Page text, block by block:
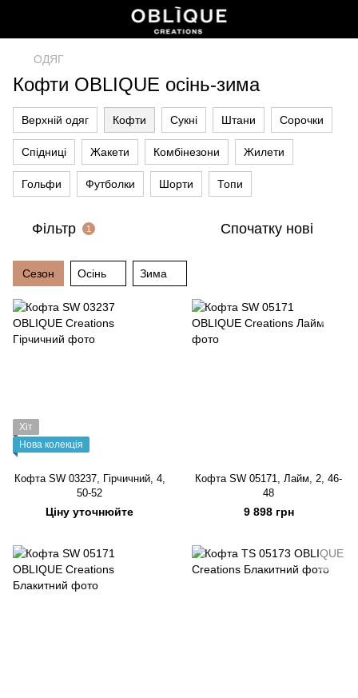
ОДЯГ
Кофти OBLIQUE осінь-зима
Верхній одяг Кофти Сукні Штани Сорочки
Спідниці Жакети Комбінезони Жилети
Гольфи Футболки Шорти Топи
Фільтр 1 Спочатку нові
Сезон Осінь Зима
Хіт
Нова колекція
Кофта SW 03237, Гірчичний, 4,
50-52
Ціну уточнюйте
Кофта SW 05171, Лайм, 2, 46-
48
9 898 грн